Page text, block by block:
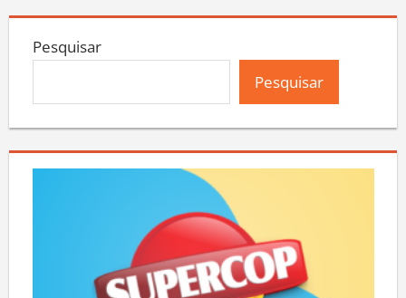
Pesquisar
Pesquisar